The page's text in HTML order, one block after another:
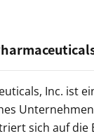
Inc. ist
sich auf die